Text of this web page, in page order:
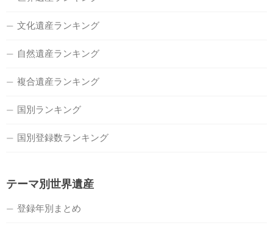
文化遺産ランキング
自然遺産ランキング
複合遺産ランキング
国別ランキング
国別登録数ランキング
テーマ別世界遺産
登録年別まとめ